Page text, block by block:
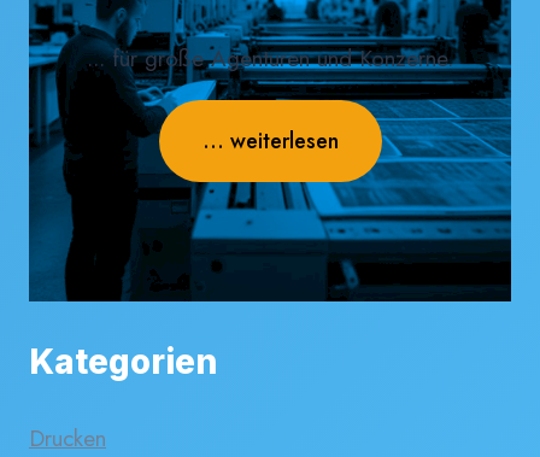
... für große Agenturen und Konzerne.
... weiterlesen
Kategorien
Drucken